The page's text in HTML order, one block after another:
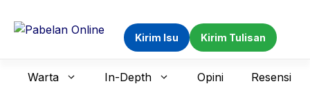
Kirim Isu Kirim Tulisan
Warta In-Depth Opini Resensi